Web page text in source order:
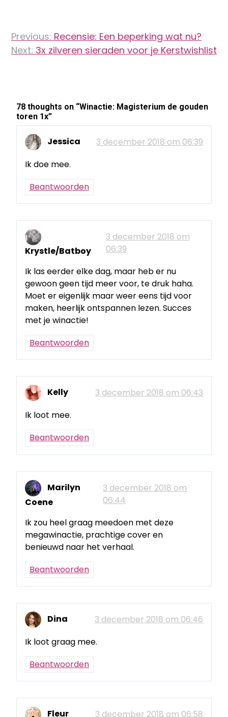
navigatie
Previous: Recensie: Een beperking wat nu?
Next: 3x zilveren sieraden voor je Kerstwishlist
78 thoughts on “Winactie: Magisterium de gouden
toren 1x”
Jessica
3 december 2018 om 06:39
Ik doe mee.
Beantwoorden
Krystle/Batboy
3 december 2018 om
06:39
Ik las eerder elke dag, maar heb er nu
gewoon geen tijd meer voor, te druk haha.
Moet er eigenlijk maar weer eens tijd voor
maken, heerlijk ontspannen lezen. Succes
met je winactie!
Beantwoorden
Kelly
3 december 2018 om 06:43
Ik loot mee.
Beantwoorden
Marilyn
Coene
3 december 2018 om
06:44
Ik zou heel graag meedoen met deze
megawinactie, prachtige cover en
benieuwd naar het verhaal.
Beantwoorden
Dina
3 december 2018 om 06:46
Ik loot graag mee.
Beantwoorden
Fleur
3 december 2018 om 06:58